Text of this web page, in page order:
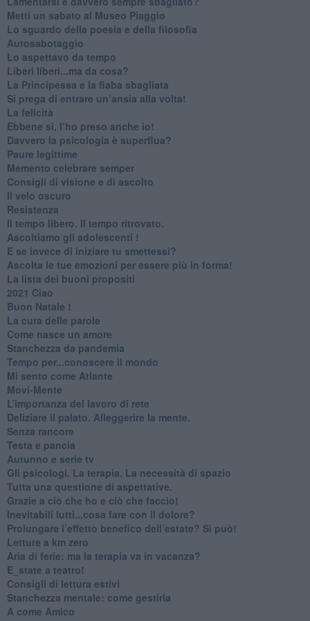
​Metti un sabato al Museo Piaggio
​Lo sguardo della poesia e della filosofia
Autosabotaggio
​Lo aspettavo da tempo
​Liberi liberi...ma da cosa?
​La Principessa e la fiaba sbagliata
Si prega di entrare un’ansia alla volta!
​La felicità
​Ebbene sì, l’ho preso anche io!
​Davvero la psicologia è superflua?
Paure legittime
​Memento celebrare semper
​Consigli di visione e di ascolto
​Il velo oscuro
Resistenza
​Il tempo libero. Il tempo ritrovato.
Ascoltiamo gli adolescenti !
​E se invece di iniziare tu smettessi?
​Ascolta le tue emozioni per essere più in forma!
​La lista dei buoni propositi
2021 Ciao
Buon Natale !
​La cura delle parole
​Come nasce un amore
Stanchezza da pandemia
​Tempo per...conoscere il mondo
​Mi sento come Atlante
​Movi-Mente
​L’importanza del lavoro di rete
​Deliziare il palato. Alleggerire la mente.
​Senza rancore
​Testa e pancia
​Autunno e serie tv
​Gli psicologi. La terapia. La necessità di spazio
​Tutta una questione di aspettative.
​Grazie a ciò che ho e ciò che faccio!
​Inevitabili lutti...cosa fare con il dolore?
Prolungare l’effetto benefico dell’estate? Si può!
​Letture a km zero
​Aria di ferie: ma la terapia va in vacanza?
​E_state a teatro!
​Consigli di lettura estivi
​Stanchezza mentale: come gestirla
​A come Amico